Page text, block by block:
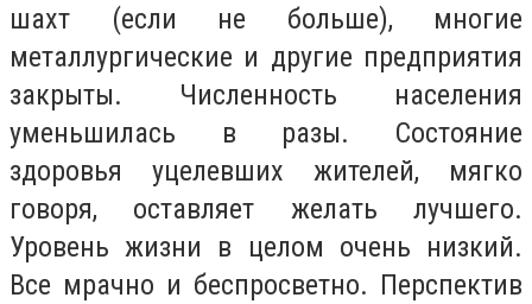
шахт (если не больше), многие
металлургические и другие предприятия
закрыты. Численность населения
уменьшилась в разы. Состояние
здоровья уцелевших жителей, мягко
говоря, оставляет желать лучшего.
Уровень жизни в целом очень низкий.
Все мрачно и беспросветно. Перспектив